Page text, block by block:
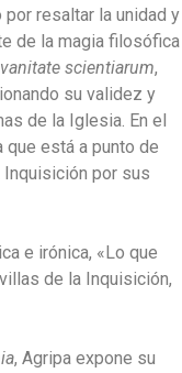
resaltar la unidad y
de la magia filosófica
scientiarum,
su validez y
de la Iglesia. En el
que está a punto de
Inquisición por sus
e irónica, «Lo que
de la Inquisición,
, Agripa expone su